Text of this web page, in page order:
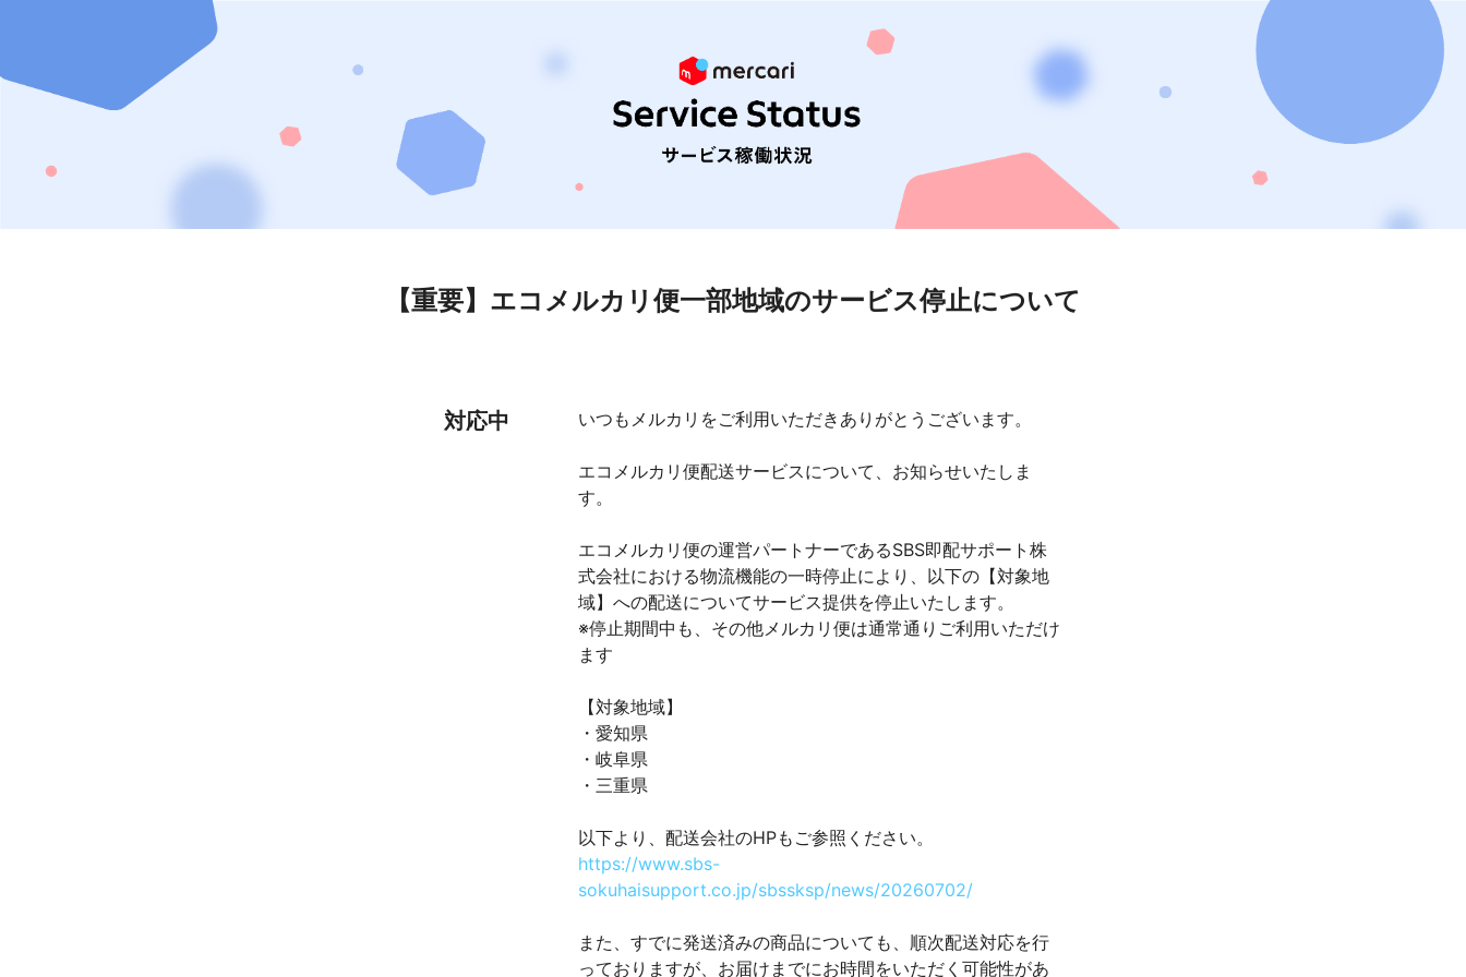
【重要】エコメルカリ便一部地域のサービス停止について
対応中 いつもメルカリをご利用いただきありがとうございます。
エコメルカリ便配送サービスについて、お知らせいたしま
す。
エコメルカリ便の運営パートナーであるSBS即配サポート株
式会社における物流機能の一時停止により、以下の【対象地
域】への配送についてサービス提供を停止いたします。
※停止期間中も、その他メルカリ便は通常通りご利用いただけ
ます
【対象地域】
・愛知県
・岐阜県
・三重県
以下より、配送会社のHPもご参照ください。
https://www.sbs-
sokuhaisupport.co.jp/sbssksp/news/20260702/
また、すでに発送済みの商品についても、順次配送対応を行
っておりますが、お届けまでにお時間をいただく可能性があ